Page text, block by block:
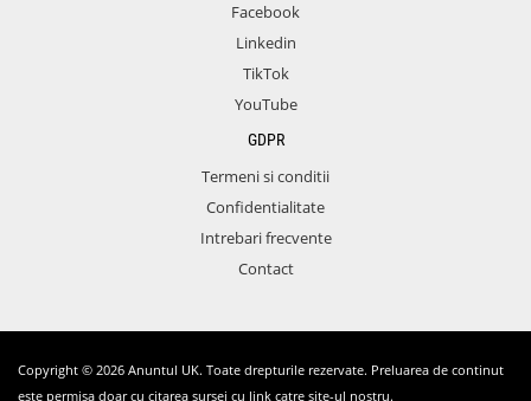
Facebook
Linkedin
TikTok
YouTube
GDPR
Termeni si conditii
Confidentialitate
Intrebari frecvente
Contact
Copyright © 2026 Anuntul UK. Toate drepturile rezervate. Preluarea de continut
este permisa doar cu citarea sursei cu link catre site-ul nostru.